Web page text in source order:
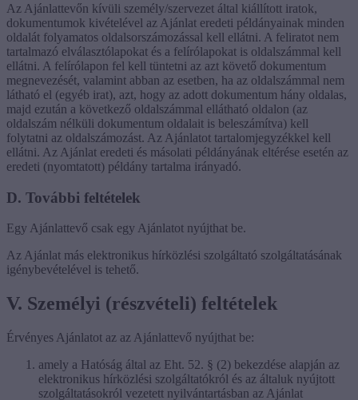
Az Ajánlattevőn kívüli személy/szervezet által kiállított iratok,
dokumentumok kivételével az Ajánlat eredeti példányainak minden
oldalát folyamatos oldalsorszámozással kell ellátni. A feliratot nem
tartalmazó elválasztólapokat és a felírólapokat is oldalszámmal kell
ellátni. A felírólapon fel kell tüntetni az azt követő dokumentum
megnevezését, valamint abban az esetben, ha az oldalszámmal nem
látható el (egyéb irat), azt, hogy az adott dokumentum hány oldalas,
majd ezután a következő oldalszámmal ellátható oldalon (az
oldalszám nélküli dokumentum oldalait is beleszámítva) kell
folytatni az oldalszámozást. Az Ajánlatot tartalomjegyzékkel kell
ellátni. Az Ajánlat eredeti és másolati példányának eltérése esetén az
eredeti (nyomtatott) példány tartalma irányadó.
D. További feltételek
Egy Ajánlattevő csak egy Ajánlatot nyújthat be.
Az Ajánlat más elektronikus hírközlési szolgáltató szolgáltatásának
igénybevételével is tehető.
V. Személyi (részvételi) feltételek
Érvényes Ajánlatot az az Ajánlattevő nyújthat be:
amely a Hatóság által az Eht. 52. § (2) bekezdése alapján az
elektronikus hírközlési szolgáltatókról és az általuk nyújtott
szolgáltatásokról vezetett nyilvántartásban az Ajánlat